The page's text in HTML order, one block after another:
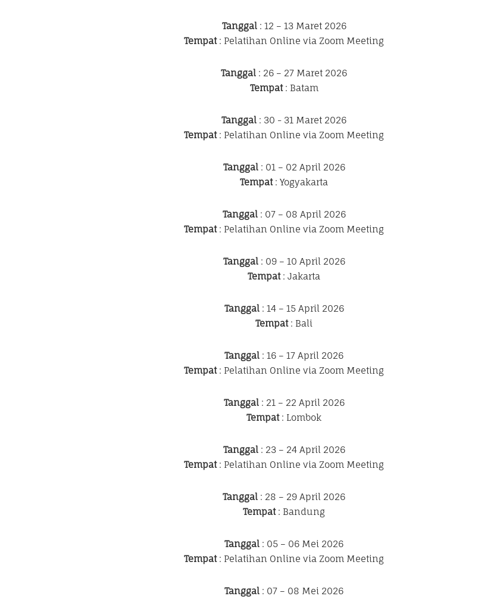
Tanggal: 12 – 13 Maret 2026
Tempat: Pelatihan Online via Zoom Meeting
Tanggal : 26 – 27 Maret 2026
Tempat: Batam
Tanggal : 30 - 31 Maret 2026
Tempat: Pelatihan Online via Zoom Meeting
Tanggal: 01 – 02 April 2026
Tempat: Yogyakarta
Tanggal: 07 – 08 April 2026
Tempat: Pelatihan Online via Zoom Meeting
Tanggal: 09 – 10 April 2026
Tempat: Jakarta
Tanggal: 14 – 15 April 2026
Tempat: Bali
Tanggal : 16 – 17 April 2026
Tempat: Pelatihan Online via Zoom Meeting
Tanggal: 21 – 22 April 2026
Tempat: Lombok
Tanggal: 23 – 24 April 2026
Tempat: Pelatihan Online via Zoom Meeting
Tanggal : 28 – 29 April 2026
Tempat: Bandung
Tanggal : 05 – 06 Mei 2026
Tempat: Pelatihan Online via Zoom Meeting
Tanggal : 07 – 08 Mei 2026